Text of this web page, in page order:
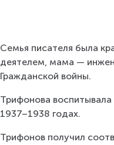
Семья писателя была
деятелем, мама —
Гражданской войны.
Трифонова
1937–1938 годах.
Трифонов получил